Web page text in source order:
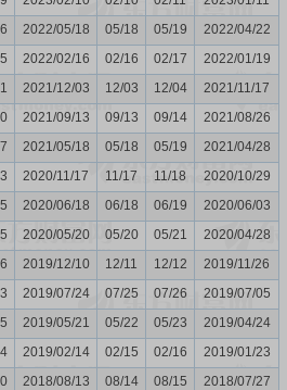
2022/05/18 05/18 05/19
2022/04/22
2022/02/16 02/16 02/17
2022/01/19
2021/12/03 12/03 12/04
2021/11/17
2021/09/13 09/13 09/14
2021/08/26
2021/05/18 05/18 05/19
2021/04/28
2020/11/17 11/17 11/18
2020/10/29
2020/06/18 06/18 06/19
2020/06/03
2020/05/20 05/20 05/21
2020/04/28
2019/12/10 12/11 12/12
2019/11/26
2019/07/24 07/25 07/26
2019/07/05
2019/05/21 05/22 05/23
2019/04/24
2019/02/14 02/15 02/16
2019/01/23
2018/08/13 08/14 08/15
2018/07/27